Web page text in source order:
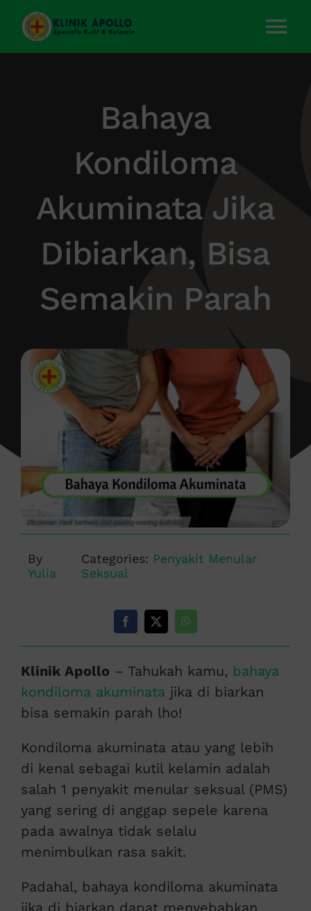
Skip
content
Tentang Kami
Artikel
Kontak Kami
Bahaya
Kondiloma
Akuminata Jika
Dibiarkan, Bisa
Semakin Parah
By
Yulia
Categories: Penyakit Menular
Seksual
Klinik Apollo – Tahukah kamu, bahaya
kondiloma akuminatajika di biarkan
bisa semakin parah lho!
Kondiloma akuminata atau yang lebih
di kenal sebagai kutil kelamin adalah
salah 1 penyakit menular seksual (PMS)
yang sering di anggap sepele karena
pada awalnya tidak selalu
menimbulkan rasa sakit.
Padahal, bahaya kondiloma akuminata
jika di biarkan dapat menyebabkan